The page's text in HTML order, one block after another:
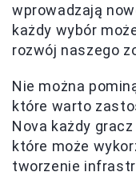
wprowadzają
każdy wybór
rozwój naszego
Nie można
które warto
Nova każdy
które może
tworzenie